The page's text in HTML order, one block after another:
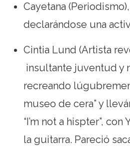
Cayetana
declarándose una
Cintia Lund (Artista
insultante juventud y
recreando
museo de cera” y
“I’m not a hispter”, con
la guitarra. Pareció